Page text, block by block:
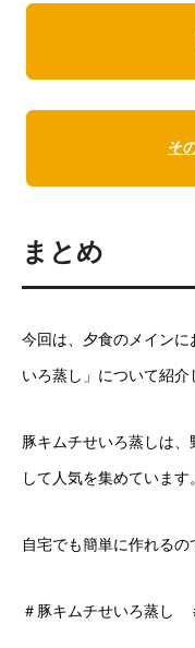
そ
まとめ
今回は、夕食のメイン
いろ蒸し」について紹介
豚キムチせいろ蒸しは
して人気を集めています。
自宅でも簡単に作れるの
＃豚キムチせいろ蒸し